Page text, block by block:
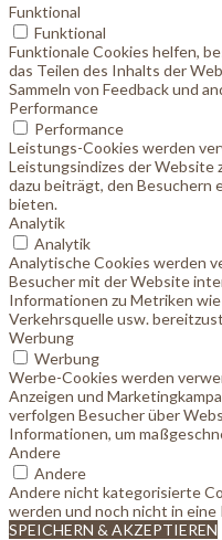
Funktional
Funktional
Funktionale Cookies helfen,
das Teilen des Inhalts der
Sammeln von Feedback und
Performance
Performance
Leistungs-Cookies werden
Leistungsindizes der Website
dazu beiträgt, den Besuchern
bieten.
Analytik
Analytik
Analytische Cookies werden
Besucher mit der Website
Informationen zu Metriken
Verkehrsquelle usw.
Werbung
Werbung
Werbe-Cookies werden
Anzeigen und
verfolgen Besucher über
Informationen, um
Andere
Andere
Andere nicht kategorisierte
werden und noch nicht in
SPEICHERN & AKZEPTIEREN